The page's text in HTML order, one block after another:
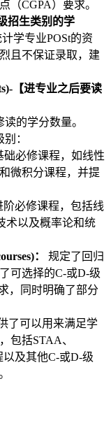
（CGPA）要求。
招生类别的学
学专业POSt的资
且不保证录取，建
【进专业之后要读
的学分数量。
：
础必修课程，如线性
微积分课程，并提
阶必修课程，包括线
术以及概率论和统
：
规定了回归
可选择的C-或D-级
，同时明确了部分
了可以用来满足学
包括STAA、
及其他C-或D-级